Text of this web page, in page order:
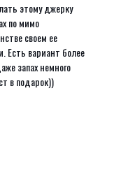
этому джерку
по мимо
своем ее
Есть вариант более
запах немного
в подарок))